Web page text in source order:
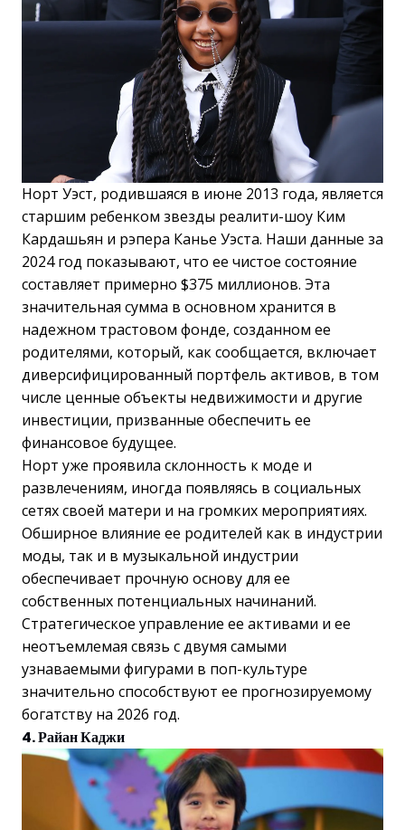
Норт Уэст, родившаяся в июне 2013 года, является
старшим ребенком звезды реалити-шоу Ким
Кардашьян и рэпера Канье Уэста. Наши данные за
2024 год показывают, что ее чистое состояние
составляет примерно $375 миллионов. Эта
значительная сумма в основном хранится в
надежном трастовом фонде, созданном ее
родителями, который, как сообщается, включает
диверсифицированный портфель активов, в том
числе ценные объекты недвижимости и другие
инвестиции, призванные обеспечить ее
финансовое будущее.
Норт уже проявила склонность к моде и
развлечениям, иногда появляясь в социальных
сетях своей матери и на громких мероприятиях.
Обширное влияние ее родителей как в индустрии
моды, так и в музыкальной индустрии
обеспечивает прочную основу для ее
собственных потенциальных начинаний.
Стратегическое управление ее активами и ее
неотъемлемая связь с двумя самыми
узнаваемыми фигурами в поп-культуре
значительно способствуют ее прогнозируемому
богатству на 2026 год.
4. Райан Каджи